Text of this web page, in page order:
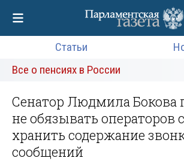
Статьи
Все о пенсиях в России
Сенатор Людмила Бокова
не обязывать операторов
хранить содержание
сообщений